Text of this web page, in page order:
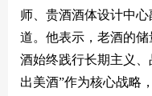
师、贵酒酒体设计中
道。他表示，老酒的
酒始终践行长期主义、
出美酒”作为核心战略